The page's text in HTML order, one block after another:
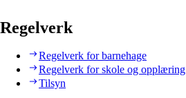
Regelverk
Regelverk for barnehage
Regelverk for skole og opplæring
Tilsyn